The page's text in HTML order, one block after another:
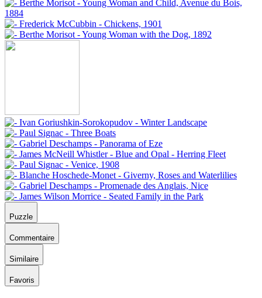
Puzzle
Commentaire
Similaire
Favoris